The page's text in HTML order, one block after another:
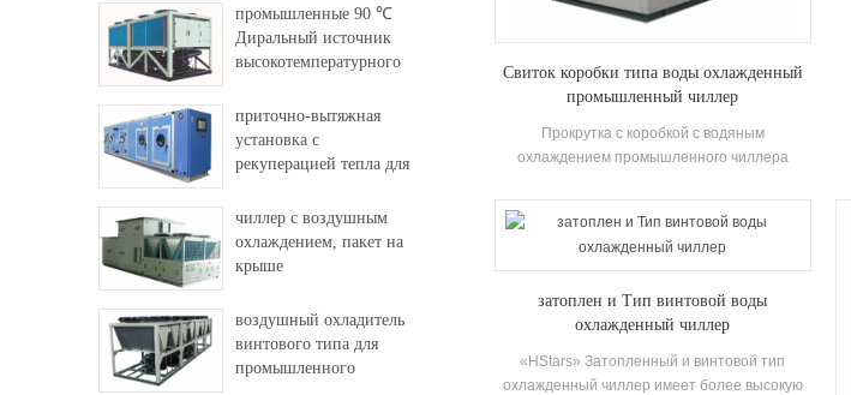
Свиток коробки типа воды охлажденный
промышленный чиллер
Прокрутка с коробкой с водяным
охлаждением промышленного чиллера
водяным насосом в соответствии с
охлаждающей способностью, с хорошо
известными компрессорами бренда и
электронным управлением компоненты. Он
оснащен высокая эффективность оболочка и
трубка конденсаторы и испарители.
затоплен и Тип винтовой воды
охлажденный чиллер
«HStars» Затопленный и винтовой тип
охлажденный чиллер имеет более высокую
промышленные 90 ℃
Диральный источник
высокотемпературного
приточно-вытяжная
установка с
рекуперацией тепла для
чиллер с воздушным
охлаждением, пакет на
крыше
воздушный охладитель
винтового типа для
промышленного